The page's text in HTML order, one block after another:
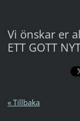
Vi önskar er
ETT GOTT
« Tillbaka